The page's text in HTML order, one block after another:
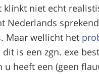
klinkt niet echt
Nederlands
Maar wellicht het
is een zgn. exe
u heeft een (geen